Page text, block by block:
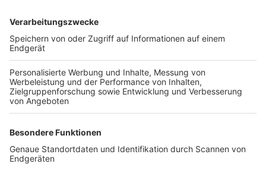
TOP-VEREINE
TOP-PARTNER